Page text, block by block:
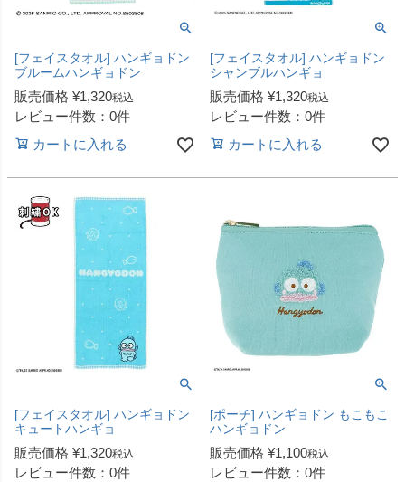
[フェイスタオル] ハンギョドン
ブルームハンギョドン
販売価格 ¥1,320税込
レビュー件数：0件
カートに入れる
[フェイスタオル] ハンギョドン
シャンブルハンギョ
販売価格 ¥1,320税込
レビュー件数：0件
カートに入れる
[フェイスタオル] ハンギョドン
キュートハンギョ
販売価格 ¥1,320税込
レビュー件数：0件
[ポーチ] ハンギョドン もこもこ
ハンギョドン
販売価格 ¥1,100税込
レビュー件数：0件